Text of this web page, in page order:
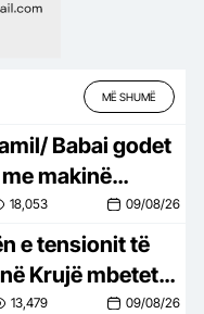
MË SHUMË
Babai godet
makinë
fëmija humb
18,053 09/08/26
e tensionit të
Krujë mbetet
13,479 09/08/26